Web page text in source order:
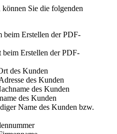
Sie die folgenden
beim Erstellen der PDF-
beim Erstellen der PDF-
des Kunden
des Kunden
des Kunden
des Kunden
Name des Kunden bzw.